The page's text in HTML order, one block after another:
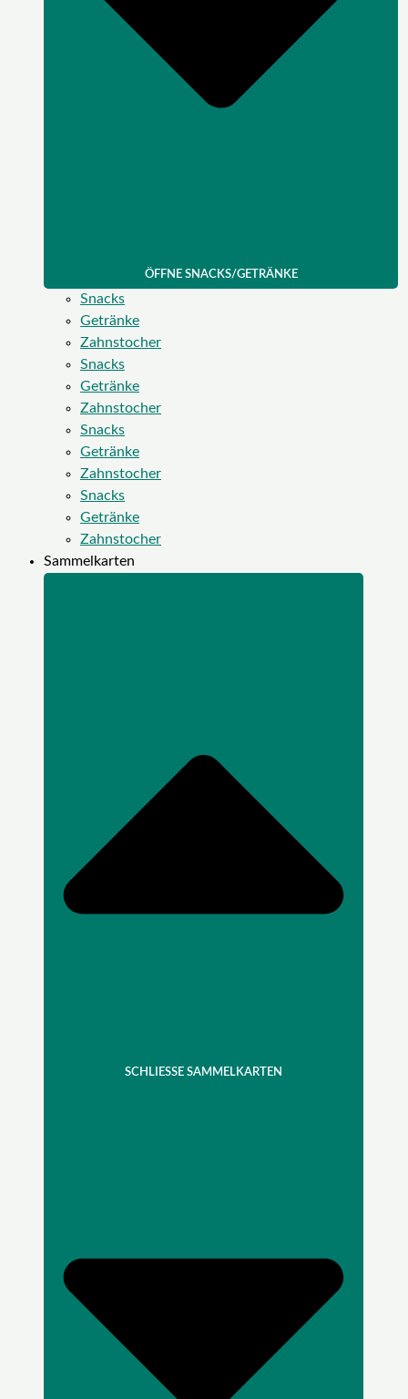
ÖFFNE SNACKS/GETRÄNKE
Snacks
Getränke
Zahnstocher
Snacks
Getränke
Zahnstocher
Snacks
Getränke
Zahnstocher
Snacks
Getränke
Zahnstocher
Sammelkarten
SCHLIESSE SAMMELKARTEN